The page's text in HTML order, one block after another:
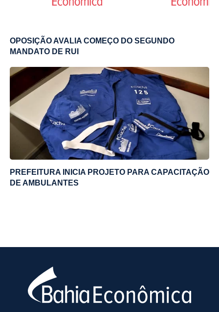
OPOSIÇÃO AVALIA COMEÇO DO SEGUNDO
MANDATO DE RUI
PREFEITURA INICIA PROJETO PARA CAPACITAÇÃO
DE AMBULANTES